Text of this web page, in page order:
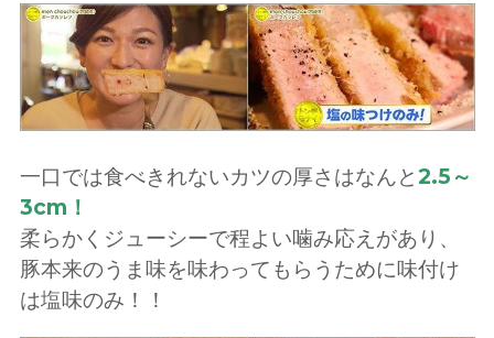
一口では食べきれないカツの厚さはなんと2.5～
3cm！
柔らかくジューシーで程よい噛み応えがあり、
豚本来のうま味を味わってもらうために味付け
は塩味のみ！！